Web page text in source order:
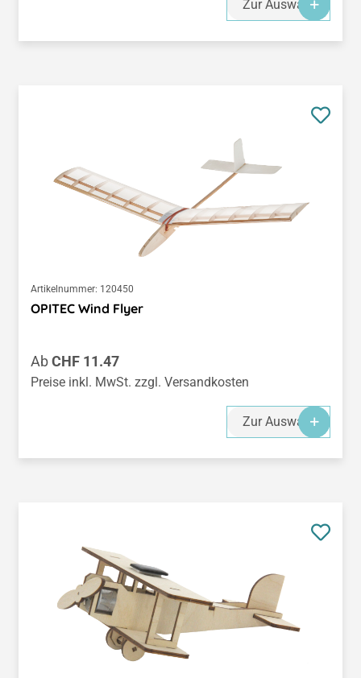
Zur Auswahl
Artikelnummer: 120450
OPITEC Wind Flyer
Regulärer Preis:
AbCHF 11.47
Preise inkl. MwSt. zzgl. Versandkosten
Zur Auswahl